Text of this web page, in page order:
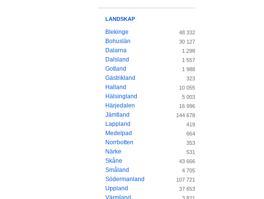
LANDSKAP
Blekinge 48 332
Bohuslän 30 127
Dalarna 1 298
Dalsland 1 557
Gotland 1 988
Gästrikland 323
Halland 10 055
Hälsingland 5 003
Härjedalen 16 996
Jämtland 144 678
Lappland 419
Medelpad 664
Norrbotten 353
Närke 531
Skåne 43 666
Småland 4 705
Södermanland 107 721
Uppland 37 653
Värmland